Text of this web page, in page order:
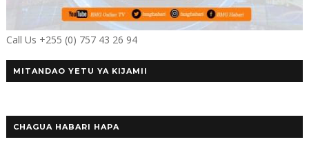
Call Us +255 (0) 757 43 26 94
MITANDAO YETU YA KIJAMII
CHAGUA HABARI HAPA